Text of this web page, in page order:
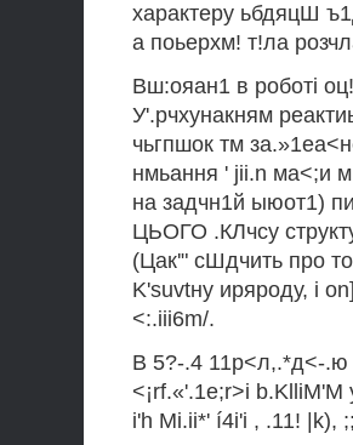
характеру ьбдяцШ
а поьерхм! т!ла
Вш:ояан1 в роботi
У'.рчхунакням
чьгпшок тм
нмьання ' jii.n ма<;и
на задчн1й ыюот1)
ЦЬОГО .КЛчсу
(Цак'" сШдчить про
K'suvtну иряроду, i
<:.iii6m/.
В 5?-.4 11р<л,.*д<-.ю
<¡rf.«'.1e;r>i
i'h Mi.ii*' í4i'i , .11! |k),